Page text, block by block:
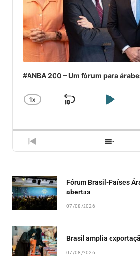
#ANBA 200 – Um fórum para
CHANGE
1X
SKIP
PREVIOUS
EPISODE
SHOW
Fórum Brasil-Países
abertas
07/08/2026
Brasil amplia
07/08/2026